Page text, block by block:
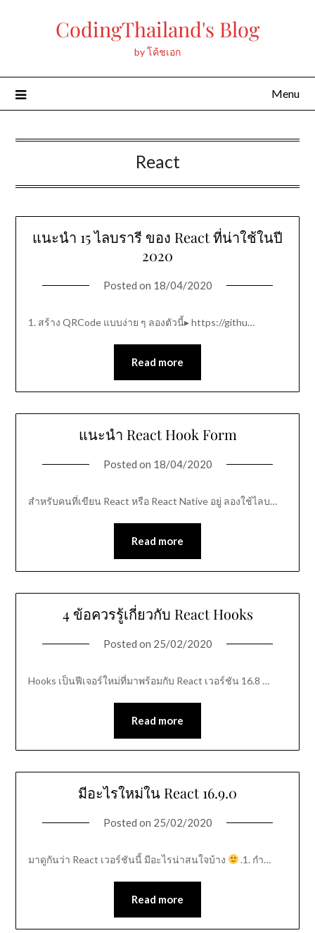
CodingThailand's Blog
by โค้ชเอก
Menu
React
แนะนำ 15 ไลบรารี ของ React ที่น่าใช้ในปี
2020
Posted on 18/04/2020
1. สร้าง QRCode แบบง่าย ๆ ลองตัวนี้▸ https://githu…
Read more
แนะนำ React Hook Form
Posted on 18/04/2020
สำหรับคนที่เขียน React หรือ React Native อยู่ ลองใช้ไลบ…
Read more
4 ข้อควรรู้เกี่ยวกับ React Hooks
Posted on 25/02/2020
Hooks เป็นฟีเจอร์ใหม่ที่มาพร้อมกับ React เวอร์ชัน 16.8 …
Read more
มีอะไรใหม่ใน React 16.9.0
Posted on 25/02/2020
มาดูกันว่า React เวอร์ชันนี้ มีอะไรน่าสนใจบ้าง .1. กำ…
Read more